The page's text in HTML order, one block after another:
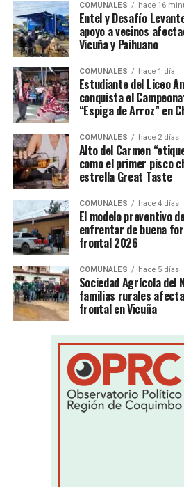
COMUNALES hace 16
Entel y Desafío
apoyo a vecinos
Vicuña y Paihuano
COMUNALES hace 1 día
Estudiante del Liceo
conquista el
“Espiga de Arroz” en
COMUNALES hace 2 días
Alto del Carmen
como el primer pisco
estrella Great Taste
COMUNALES hace 4 días
El modelo preventivo
enfrentar de buena
frontal 2026
COMUNALES hace 5 días
Sociedad Agrícola del
familias rurales
frontal en Vicuña